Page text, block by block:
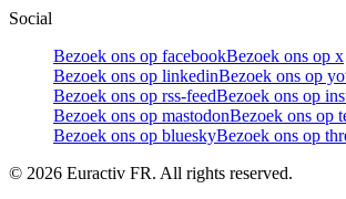
Social
Bezoek ons op facebookBezoek ons op x
Bezoek ons op linkedinBezoek ons op
Bezoek ons op rss-feedBezoek ons op
Bezoek ons op mastodonBezoek ons op
Bezoek ons op blueskyBezoek ons op
© 2026 Euractiv FR. All rights reserved.